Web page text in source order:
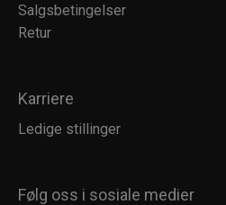
Salgsbetingelser
Retur
Karriere
Ledige stillinger
Følg oss i sosiale medier